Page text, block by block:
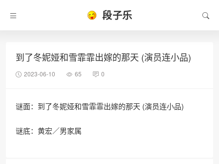
段子乐
到了冬妮娅和雪霏霏出嫁的那天 (演员连小品)
2023-06-10 65 0
谜面：到了冬妮娅和雪霏霏出嫁的那天 (演员连小品)
谜底：黄宏／男家属